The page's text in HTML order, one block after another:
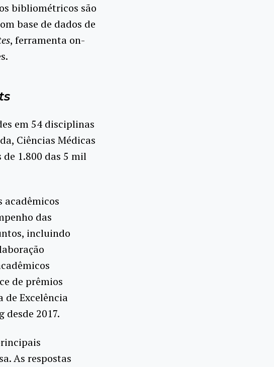
bibliométricos são
base de dados de
, ferramenta on-
em 54 disciplinas
Ciências Médicas
1.800 das 5 mil
acadêmicos
das
incluindo
de prêmios
de Excelência
desde 2017.
As respostas